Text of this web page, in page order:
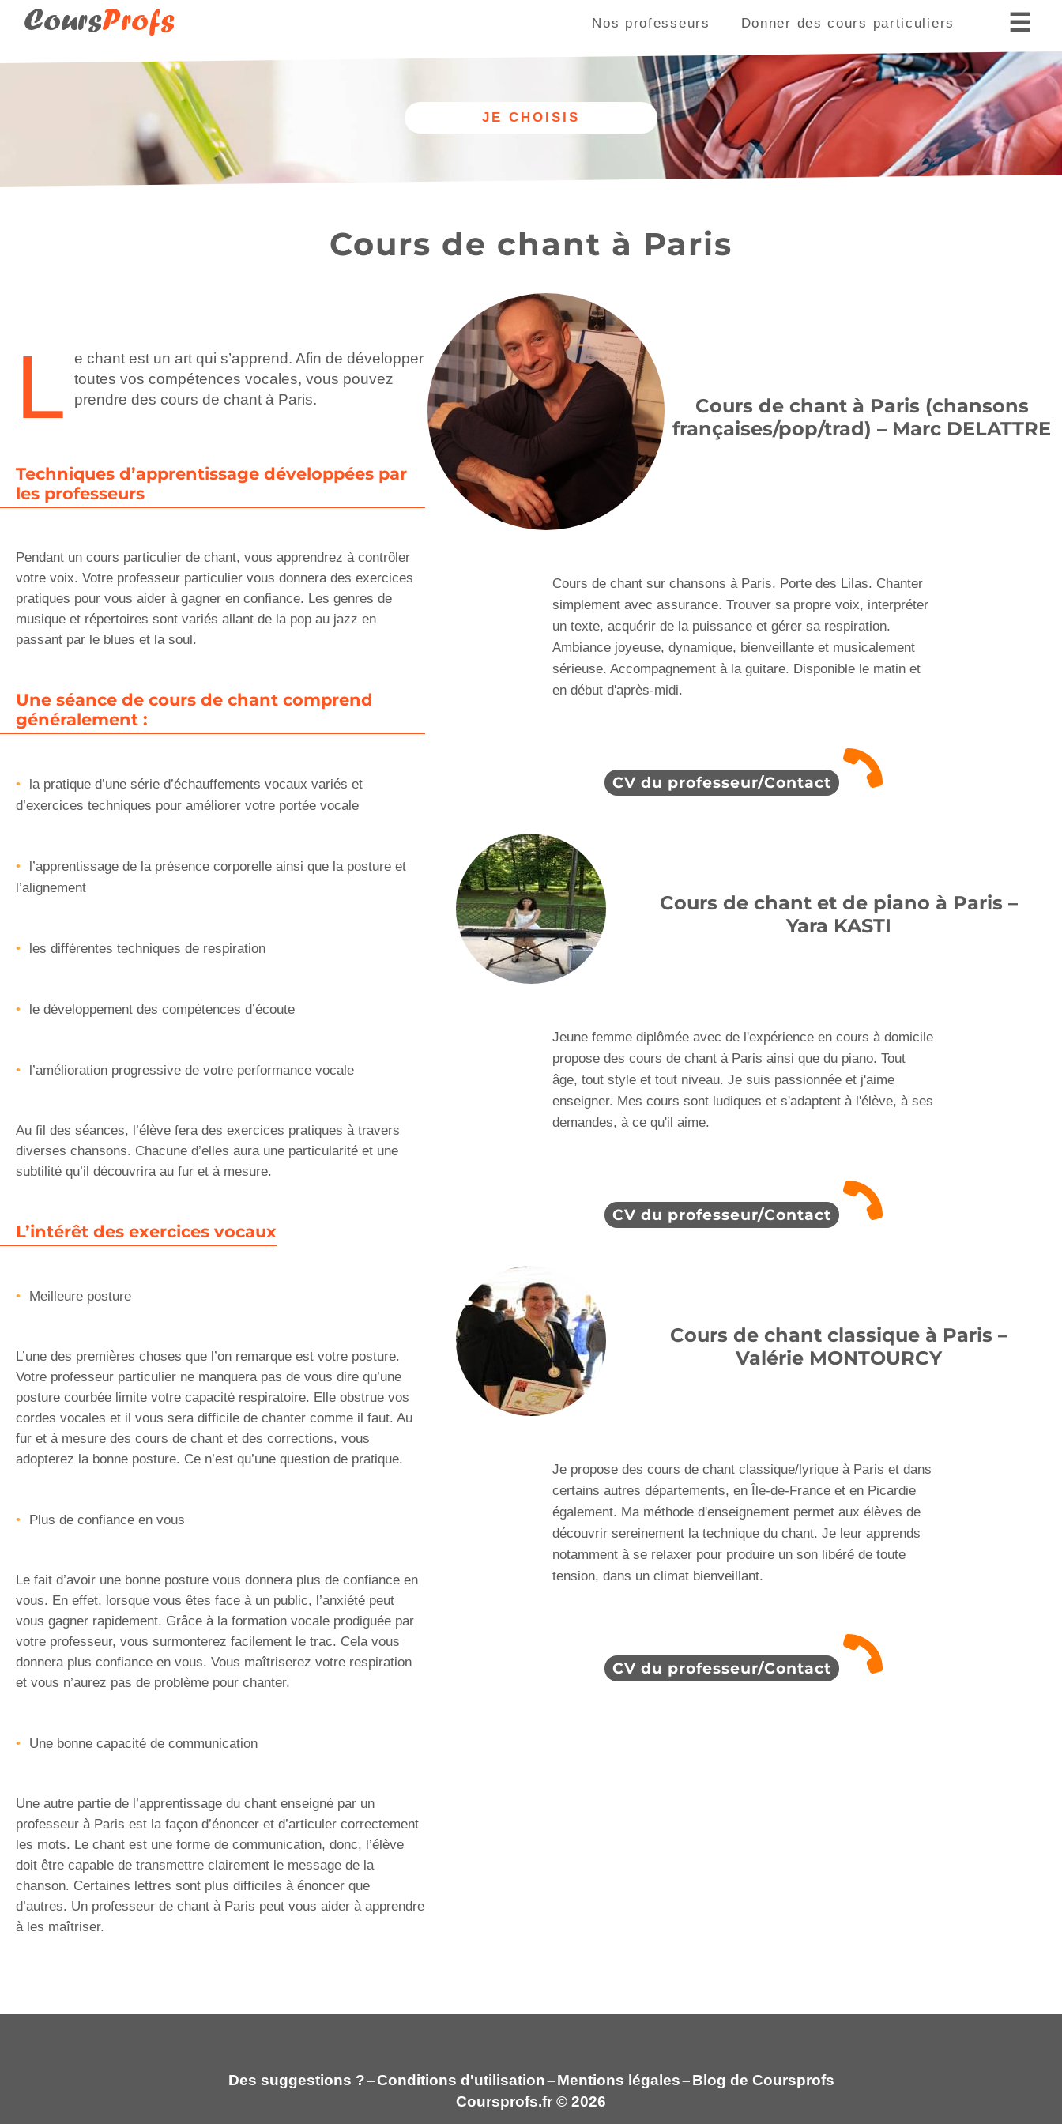
CoursProfs Nos professeurs Donner des cours particuliers ☰
Cours de chant à Paris
L
e chant est un art qui s’apprend. Afin de développer
toutes vos compétences vocales, vous pouvez
prendre des cours de chant à Paris.
Techniques d’apprentissage développées par
les professeurs
Pendant un cours particulier de chant, vous apprendrez à contrôler
votre voix. Votre professeur particulier vous donnera des exercices
pratiques pour vous aider à gagner en confiance. Les genres de
musique et répertoires sont variés allant de la pop au jazz en
passant par le blues et la soul.
Une séance de cours de chant comprend
généralement :
la pratique d’une série d’échauffements vocaux variés et
d’exercices techniques pour améliorer votre portée vocale
l’apprentissage de la présence corporelle ainsi que la posture et
l’alignement
les différentes techniques de respiration
le développement des compétences d’écoute
l’amélioration progressive de votre performance vocale
Au fil des séances, l’élève fera des exercices pratiques à travers
diverses chansons. Chacune d’elles aura une particularité et une
subtilité qu’il découvrira au fur et à mesure.
L’intérêt des exercices vocaux
Meilleure posture
L’une des premières choses que l’on remarque est votre posture.
Votre professeur particulier ne manquera pas de vous dire qu’une
posture courbée limite votre capacité respiratoire. Elle obstrue vos
cordes vocales et il vous sera difficile de chanter comme il faut. Au
fur et à mesure des cours de chant et des corrections, vous
adopterez la bonne posture. Ce n’est qu’une question de pratique.
Plus de confiance en vous
Le fait d’avoir une bonne posture vous donnera plus de confiance en
vous. En effet, lorsque vous êtes face à un public, l’anxiété peut
vous gagner rapidement. Grâce à la formation vocale prodiguée par
votre professeur, vous surmonterez facilement le trac. Cela vous
donnera plus confiance en vous. Vous maîtriserez votre respiration
et vous n’aurez pas de problème pour chanter.
Une bonne capacité de communication
Une autre partie de l’apprentissage du chant enseigné par un
professeur à Paris est la façon d’énoncer et d’articuler correctement
les mots. Le chant est une forme de communication, donc, l’élève
doit être capable de transmettre clairement le message de la
chanson. Certaines lettres sont plus difficiles à énoncer que
d’autres. Un professeur de chant à Paris peut vous aider à apprendre
à les maîtriser.
Cours de chant à Paris (chansons
françaises/pop/trad) – Marc DELATTRE
Cours de chant sur chansons à Paris, Porte des Lilas. Chanter
simplement avec assurance. Trouver sa propre voix, interpréter
un texte, acquérir de la puissance et gérer sa respiration.
Ambiance joyeuse, dynamique, bienveillante et musicalement
sérieuse. Accompagnement à la guitare. Disponible le matin et
en début d'après-midi.
CV du professeur/Contact
Cours de chant et de piano à Paris –
Yara KASTI
Jeune femme diplômée avec de l'expérience en cours à domicile
propose des cours de chant à Paris ainsi que du piano. Tout
âge, tout style et tout niveau. Je suis passionnée et j'aime
enseigner. Mes cours sont ludiques et s'adaptent à l'élève, à ses
demandes, à ce qu'il aime.
CV du professeur/Contact
Cours de chant classique à Paris –
Valérie MONTOURCY
Je propose des cours de chant classique/lyrique à Paris et dans
certains autres départements, en Île-de-France et en Picardie
également. Ma méthode d'enseignement permet aux élèves de
découvrir sereinement la technique du chant. Je leur apprends
notamment à se relaxer pour produire un son libéré de toute
tension, dans un climat bienveillant.
CV du professeur/Contact
Des suggestions ?–Conditions d'utilisation–Mentions légales–Blog de Coursprofs
Coursprofs.fr © 2026